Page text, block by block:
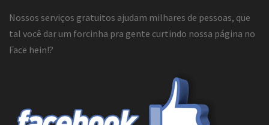
Nossos serviços gratuitos ajudam milhares de pessoas, que
tal você dar um forcinha pra gente curtindo nossa página no
Face hein!?